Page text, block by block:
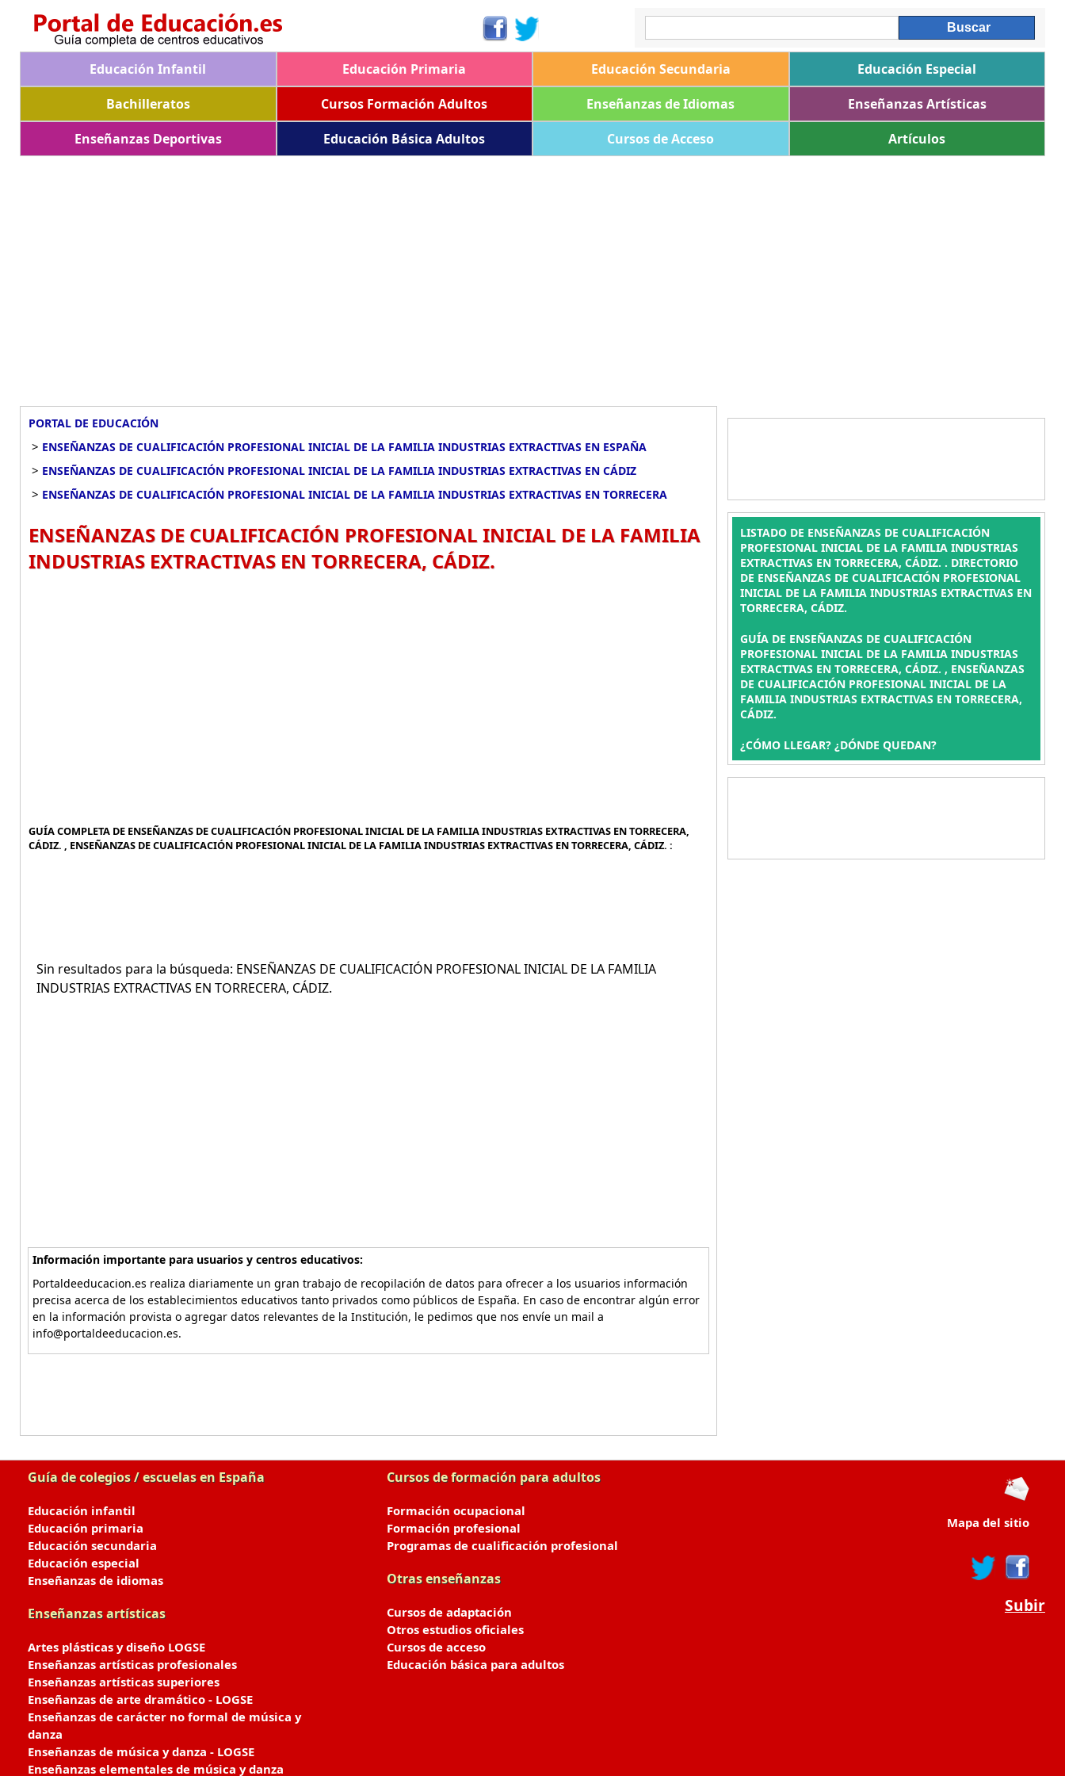
Educación Infantil Educación Primaria Educación Secundaria
Educación Especial
Bachilleratos
Cursos Formación Adultos Enseñanzas de Idiomas
Enseñanzas Artísticas
Enseñanzas Deportivas
Educación Básica Adultos Cursos de Acceso Artículos
PORTAL DE EDUCACIÓN
> ENSEÑANZAS DE CUALIFICACIÓN PROFESIONAL INICIAL DE LA FAMILIA INDUSTRIAS EXTRACTIVAS EN ESPAÑA
> ENSEÑANZAS DE CUALIFICACIÓN PROFESIONAL INICIAL DE LA FAMILIA INDUSTRIAS EXTRACTIVAS EN CÁDIZ
> ENSEÑANZAS DE CUALIFICACIÓN PROFESIONAL INICIAL DE LA FAMILIA INDUSTRIAS EXTRACTIVAS EN TORRECERA
ENSEÑANZAS DE CUALIFICACIÓN PROFESIONAL INICIAL DE LA FAMILIA
INDUSTRIAS EXTRACTIVAS EN TORRECERA, CÁDIZ.
GUÍA COMPLETA DE ENSEÑANZAS DE CUALIFICACIÓN PROFESIONAL INICIAL DE LA FAMILIA INDUSTRIAS EXTRACTIVAS EN TORRECERA,
CÁDIZ. , ENSEÑANZAS DE CUALIFICACIÓN PROFESIONAL INICIAL DE LA FAMILIA INDUSTRIAS EXTRACTIVAS EN TORRECERA, CÁDIZ. :
Sin resultados para la búsqueda: ENSEÑANZAS DE CUALIFICACIÓN PROFESIONAL INICIAL DE LA FAMILIA
INDUSTRIAS EXTRACTIVAS EN TORRECERA, CÁDIZ.
Información importante para usuarios y centros educativos:
Portaldeeducacion.es realiza diariamente un gran trabajo de recopilación de datos para ofrecer a los usuarios información
precisa acerca de los establecimientos educativos tanto privados como públicos de España. En caso de encontrar algún error
en la información provista o agregar datos relevantes de la Institución, le pedimos que nos envíe un mail a
info@portaldeeducacion.es.
LISTADO DE ENSEÑANZAS DE CUALIFICACIÓN
PROFESIONAL INICIAL DE LA FAMILIA INDUSTRIAS
EXTRACTIVAS EN TORRECERA, CÁDIZ. . DIRECTORIO
DE ENSEÑANZAS DE CUALIFICACIÓN PROFESIONAL
INICIAL DE LA FAMILIA INDUSTRIAS EXTRACTIVAS EN
TORRECERA, CÁDIZ.
GUÍA DE ENSEÑANZAS DE CUALIFICACIÓN
PROFESIONAL INICIAL DE LA FAMILIA INDUSTRIAS
EXTRACTIVAS EN TORRECERA, CÁDIZ. , ENSEÑANZAS
DE CUALIFICACIÓN PROFESIONAL INICIAL DE LA
FAMILIA INDUSTRIAS EXTRACTIVAS EN TORRECERA,
CÁDIZ.
¿CÓMO LLEGAR? ¿DÓNDE QUEDAN?
Guía de colegios / escuelas en España
Educación infantil
Educación primaria
Educación secundaria
Educación especial
Enseñanzas de idiomas
Enseñanzas artísticas
Artes plásticas y diseño LOGSE
Enseñanzas artísticas profesionales
Enseñanzas artísticas superiores
Enseñanzas de arte dramático - LOGSE
Enseñanzas de carácter no formal de música y
danza
Enseñanzas de música y danza - LOGSE
Enseñanzas elementales de música y danza
Cursos de formación para adultos
Formación ocupacional
Formación profesional
Programas de cualificación profesional
Otras enseñanzas
Cursos de adaptación
Otros estudios oficiales
Cursos de acceso
Educación básica para adultos
Mapa del sitio
Subir